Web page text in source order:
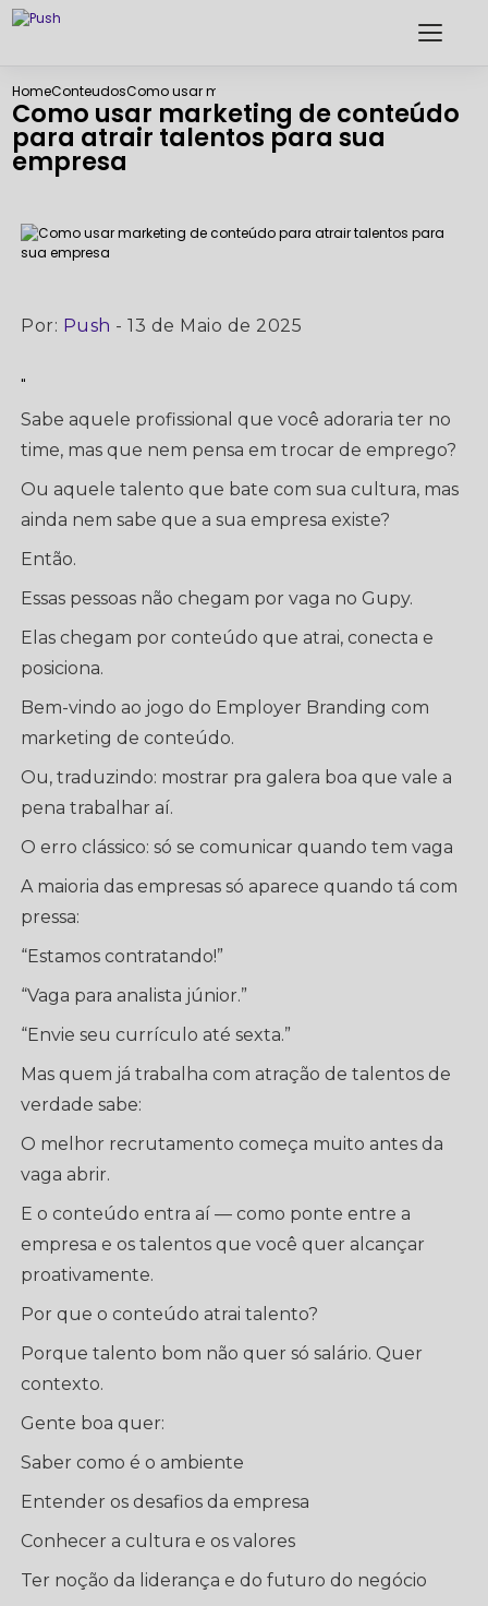
HomeConteudosComo usar marketing de conteúdo para atrair
Como usar marketing de conteúdo
para atrair talentos para sua
empresa
Por: Push - 13 de Maio de 2025
"
Sabe aquele profissional que você adoraria ter no
time, mas que nem pensa em trocar de emprego?
Ou aquele talento que bate com sua cultura, mas
ainda nem sabe que a sua empresa existe?
Então.
Essas pessoas não chegam por vaga no Gupy.
Elas chegam por conteúdo que atrai, conecta e
posiciona.
Bem-vindo ao jogo do Employer Branding com
marketing de conteúdo.
Ou, traduzindo: mostrar pra galera boa que vale a
pena trabalhar aí.
O erro clássico: só se comunicar quando tem vaga
A maioria das empresas só aparece quando tá com
pressa:
“Estamos contratando!”
“Vaga para analista júnior.”
“Envie seu currículo até sexta.”
Mas quem já trabalha com atração de talentos de
verdade sabe:
O melhor recrutamento começa muito antes da
vaga abrir.
E o conteúdo entra aí — como ponte entre a
empresa e os talentos que você quer alcançar
proativamente.
Por que o conteúdo atrai talento?
Porque talento bom não quer só salário. Quer
contexto.
Gente boa quer:
Saber como é o ambiente
Entender os desafios da empresa
Conhecer a cultura e os valores
Ter noção da liderança e do futuro do negócio